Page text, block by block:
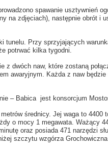
spawanie usztywnień
na zdjęciach), następnie obrót i
tunelu. Przy sprzyjających
potrwać kilka tygodni.
z dwóch naw, które zostaną
awaryjnym. Każda z naw będzie
– Babica jest konsorcjum
średnicy. Jej waga to 4400
o mocy 1 megawata. Ważący
oraz posiada 471 narzędzi
szczytu wzgórza